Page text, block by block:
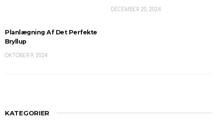
DECEMBER 20, 2024
Planlægning Af Det Perfekte
Bryllup
OKTOBER 9, 2024
KATEGORIER